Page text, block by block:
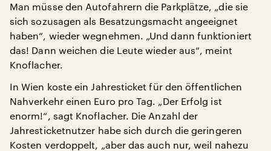
Man müsse den Autofahrern die Parkplätze, „die sie
sich sozusagen als Besatzungsmacht angeeignet
haben“, wieder wegnehmen. „Und dann funktioniert
das! Dann weichen die Leute wieder aus“, meint
Knoflacher.
In Wien koste ein Jahresticket für den öffentlichen
Nahverkehr einen Euro pro Tag. „Der Erfolg ist
enorm!“, sagt Knoflacher. Die Anzahl der
Jahresticketnutzer habe sich durch die geringeren
Kosten verdoppelt, „aber das auch nur, weil nahezu